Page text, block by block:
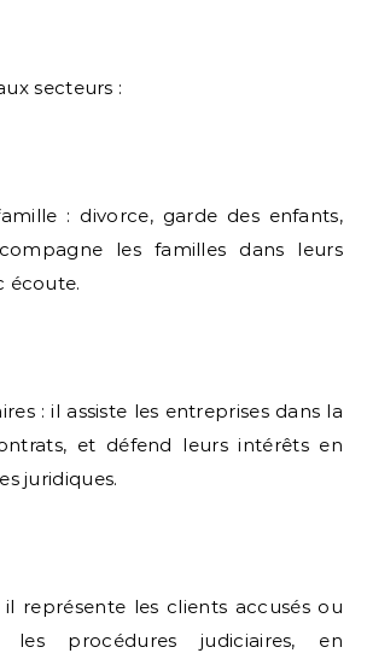
secteurs :
: divorce, garde des enfants,
les familles dans leurs
écoute.
: il assiste les entreprises dans la
et défend leurs intérêts en
juridiques.
représente les clients accusés ou
les procédures judiciaires, en